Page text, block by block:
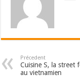
Précedent
Cuisine S, la street
au vietnamien